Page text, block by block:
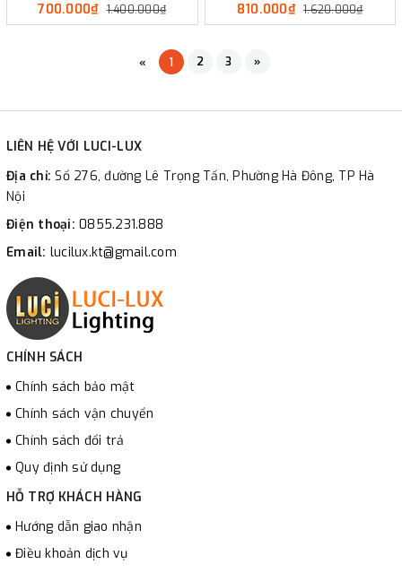
700.000₫ 1.400.000₫ 810.000₫ 1.620.000₫
« 1 2 3 »
LIÊN HỆ VỚI LUCI-LUX
Địa chỉ:Số 276, đường Lê Trọng Tấn, Phường Hà Đông, TP Hà
Nội
Điện thoại: 0855.231.888
Email: lucilux.kt@gmail.com
CHÍNH SÁCH
Chính sách bảo mật
Chính sách vận chuyển
Chính sách đổi trả
Quy định sử dụng
HỖ TRỢ KHÁCH HÀNG
Hướng dẫn giao nhận
Điều khoản dịch vụ